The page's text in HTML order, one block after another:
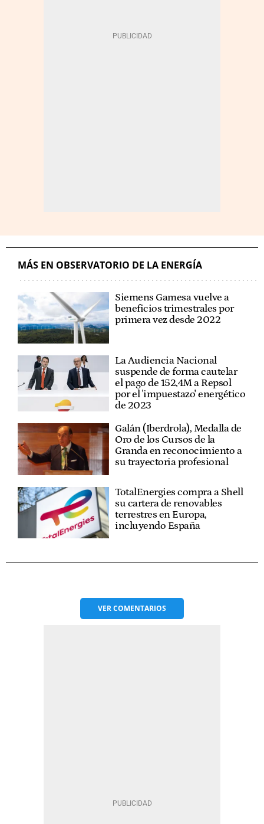
MÁS EN OBSERVATORIO DE LA ENERGÍA
Siemens Gamesa vuelve a
beneficios trimestrales por
primera vez desde 2022
La Audiencia Nacional
suspende de forma cautelar
el pago de 152,4M a Repsol
por el 'impuestazo' energético
de 2023
Galán (Iberdrola), Medalla de
Oro de los Cursos de la
Granda en reconocimiento a
su trayectoria profesional
TotalEnergies compra a Shell
su cartera de renovables
terrestres en Europa,
incluyendo España
VERCOMENTARIOS